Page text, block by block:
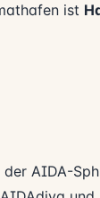
ist
AIDA-